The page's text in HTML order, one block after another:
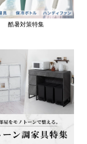
酷暑対策特集